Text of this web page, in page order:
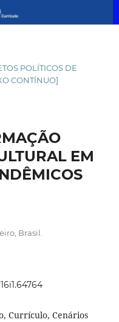
POLÍTICOS DE
CONTÍNUO]
EM
Brasil.
Currículo, Cenários